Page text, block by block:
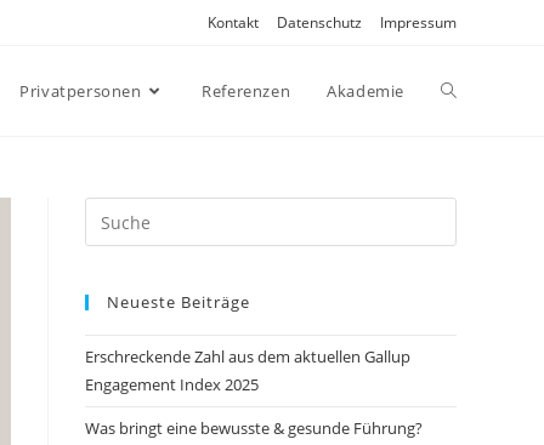
Kontakt Datenschutz Impressum
Privatpersonen Referenzen Akademie
Search
this
Neueste Beiträge
Erschreckende Zahl aus dem aktuellen Gallup
Engagement Index 2025
Was bringt eine bewusste & gesunde Führung?